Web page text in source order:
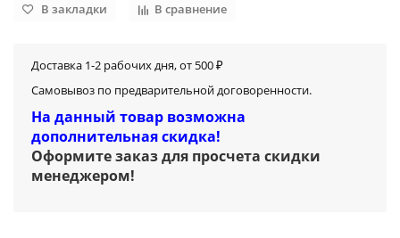
В закладки В сравнение
Доставка 1-2 рабочих дня, от 500 ₽
Самовывоз по предварительной договоренности.
На данный товар возможна
дополнительная скидка!
Оформите заказ для просчета скидки
менеджером!